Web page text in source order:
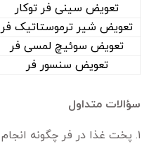
تعویض سینی فر توکار
تعویض شیر ترموستاتیک فر
تعویض سوئیچ لمسی فر
تعویض سنسور فر
سؤالات متداول
۱. پخت غذا در فر چگونه انجام می‌شود؟